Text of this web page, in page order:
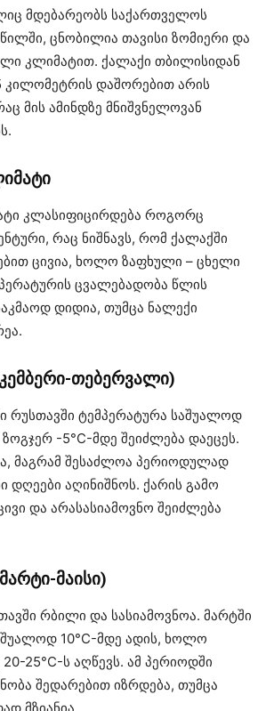
მდებარეობს საქართველოს
ცნობილია თავისი ზომიერი და
კლიმატით. ქალაქი თბილისიდან
დაშორებით არის
მის ამინდზე მნიშვნელოვან
კლასიფიცირდება როგორც
რაც ნიშნავს, რომ ქალაქში
ცივია, ხოლო ზაფხული – ცხელი
ცვალებადობა წლის
დიდია, თუმცა ნალექი
თებერვალი)
რუსთავში ტემპერატურა საშუალოდ
-5°C-მდე შეიძლება დაეცეს.
მაგრამ შესაძლოა პერიოდულად
დღეები აღინიშნოს. ქარის გამო
და არასასიამოვნო შეიძლება
მაისი)
რბილი და სასიამოვნოა. მარტში
10°C-მდე ადის, ხოლო
20-25°C-ს აღწევს. ამ პერიოდში
შედარებით იზრდება, თუმცა
მზიანია.